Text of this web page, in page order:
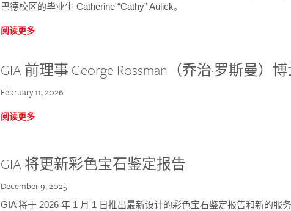
巴德校区的毕业生 Catherine “Cathy” Aulick。
阅读更多
GIA 前理事 George Rossman（乔治·罗斯曼）
February 11, 2026
阅读更多
GIA 将更新彩色宝石鉴定报告
December 9, 2025
GIA 将于 2026 年 1 月 1 日推出最新设计的彩色宝石鉴定报告和新的服务